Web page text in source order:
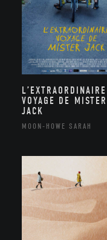
L’EXTRAORDINAIRE
VOYAGE DE MISTER
JACK
MOON-HOWE SARAH